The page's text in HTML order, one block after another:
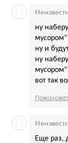
ну
мусором"
ну и
ну
мусором"
вот так
Еще раз,